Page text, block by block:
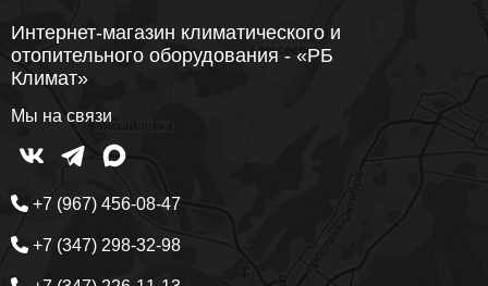
Интернет-магазин климатического и
отопительного оборудования - «РБ
Климат»
Мы на связи
+7 (967) 456-08-47
+7 (347) 298-32-98